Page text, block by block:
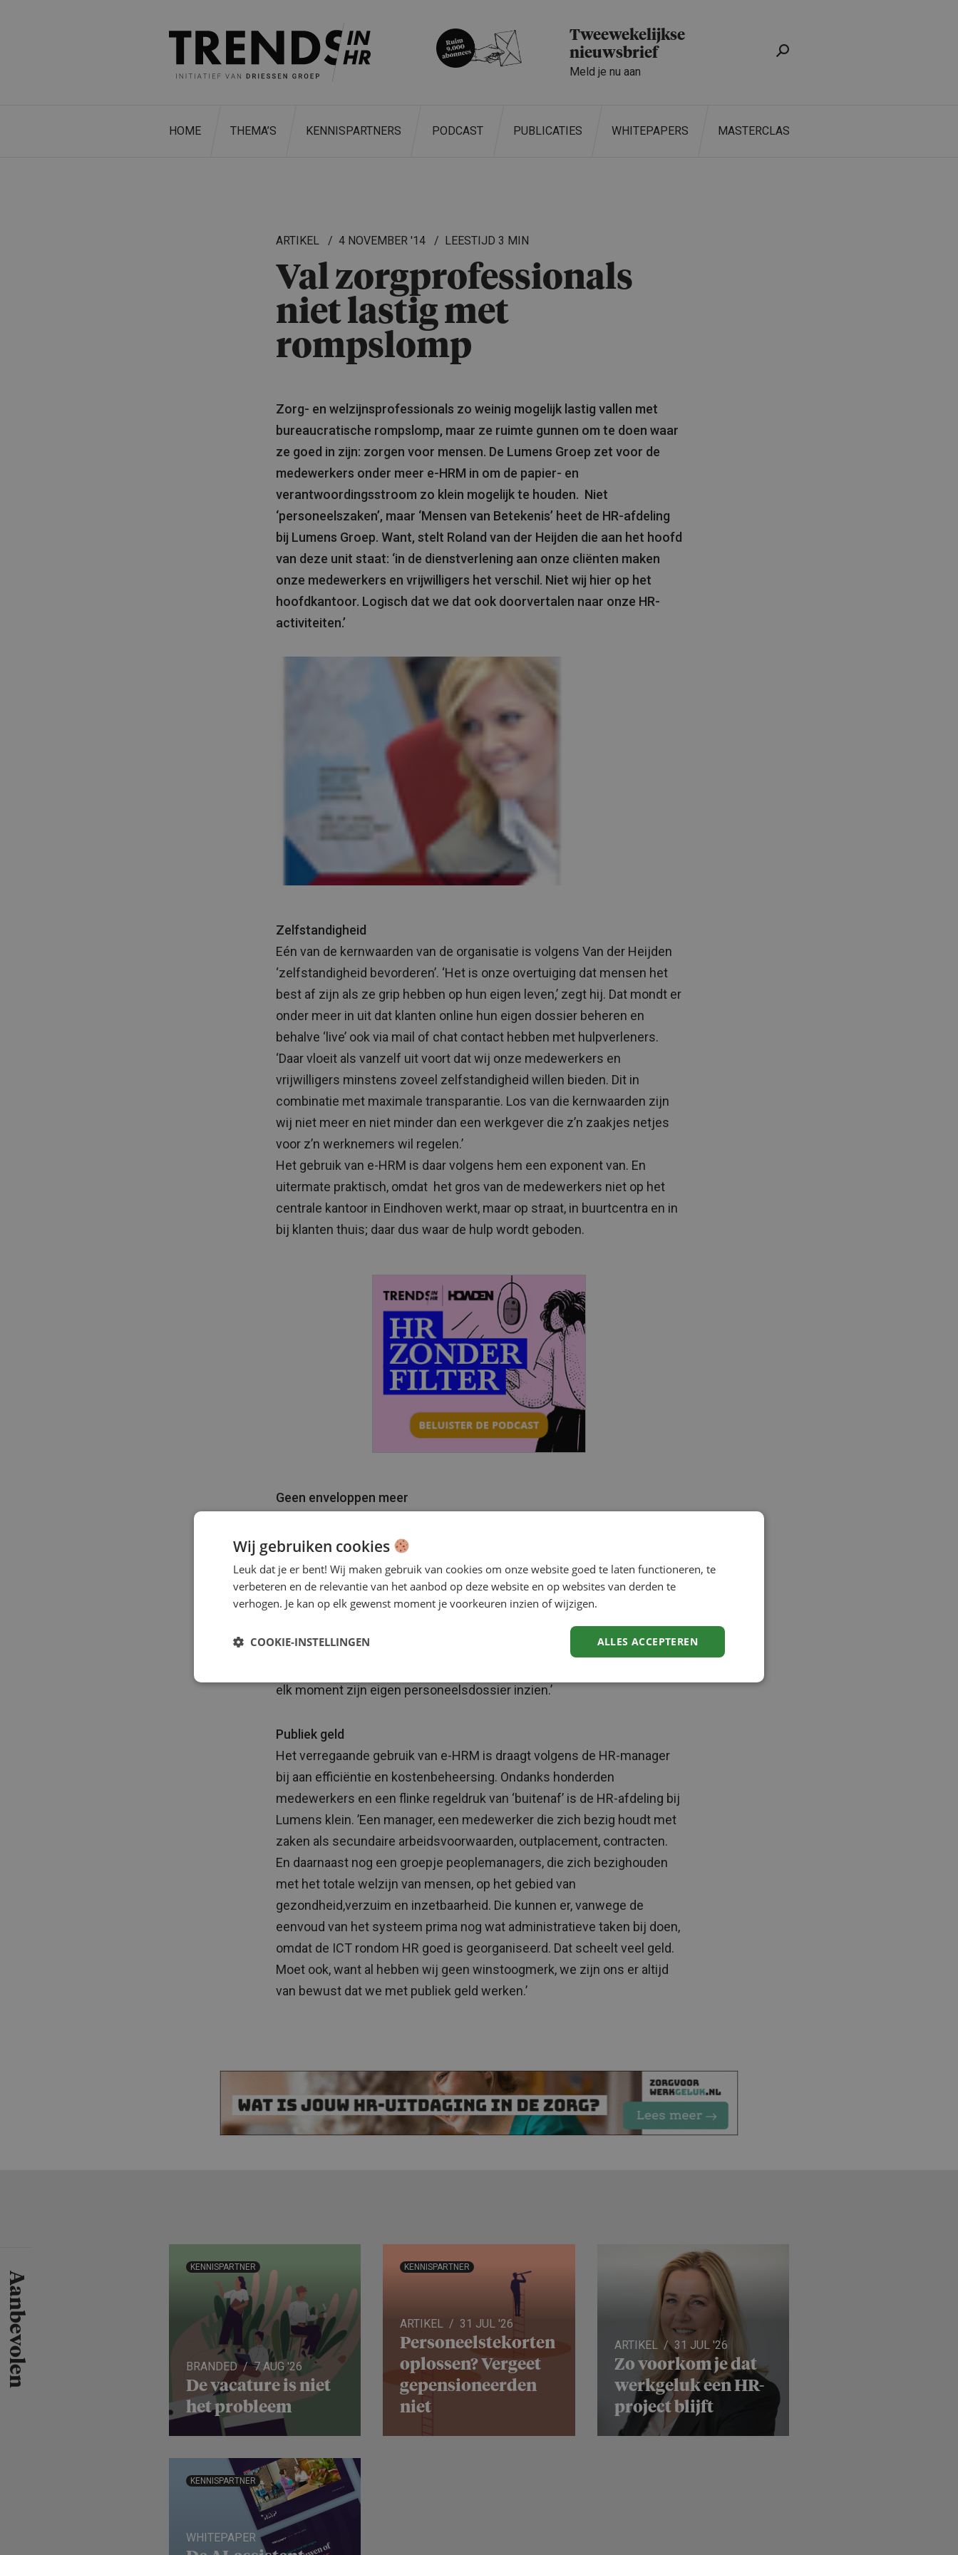
Tweewekelijkse
nieuwsbrief
Meld je nu aan
HOME THEMA’S KENNISPARTNERS PODCAST PUBLICATIES WHITEPAPERS MASTERCLASS
ARTIKEL 4 NOVEMBER '14 3 MIN
Val zorgprofes­si­o­nals
niet lastig met
rompslomp
Zorg- en welzijnsprofessionals zo weinig mogelijk lastig vallen met
bureaucratische rompslomp, maar ze ruimte gunnen om te doen waar
ze goed in zijn: zorgen voor mensen. De Lumens Groep zet voor de
medewerkers onder meer e-HRM in om de papier- en
verantwoordingsstroom zo klein mogelijk te houden. Niet
‘personeelszaken’, maar ‘Mensen van Betekenis’ heet de HR-afdeling
bij Lumens Groep. Want, stelt Roland van der Heijden die aan het hoofd
van deze unit staat: ‘in de dienstverlening aan onze cliënten maken
onze medewerkers en vrijwilligers het verschil. Niet wij hier op het
hoofdkantoor. Logisch dat we dat ook doorvertalen naar onze HR-
activiteiten.’
Zelfstandigheid
Eén van de kernwaarden van de organisatie is volgens Van der Heijden
‘zelfstandigheid bevorderen’. ‘Het is onze overtuiging dat mensen het
best af zijn als ze grip hebben op hun eigen leven,’ zegt hij. Dat mondt er
onder meer in uit dat klanten online hun eigen dossier beheren en
behalve ‘live’ ook via mail of chat contact hebben met hulpverleners.
‘Daar vloeit als vanzelf uit voort dat wij onze medewerkers en
vrijwilligers minstens zoveel zelfstandigheid willen bieden. Dit in
combinatie met maximale transparantie. Los van die kernwaarden zijn
wij niet meer en niet minder dan een werkgever die z’n zaakjes netjes
voor z’n werknemers wil regelen.’
Het gebruik van e-HRM is daar volgens hem een exponent van. En
uitermate praktisch, omdat het gros van de medewerkers niet op het
centrale kantoor in Eindhoven werkt, maar op straat, in buurtcentra en in
bij klanten thuis; daar dus waar de hulp wordt geboden.
Geen enveloppen meer
gedigitaliseerde processen. Wat het HRM-deel betreft zegt Van der
Heijden: ‘Bijna alle formulieren zijn gedigitaliseerd. De
salarisadministratie wordt door Driessen afgehandeld. Mensen krijgen
een mailtje als de loonstrook klaar staat. Registratie van uren, verlof en
verzuim: alles is aan de achterkant via AFAS aan elkaar gekoppeld. Er
hoeven geen enveloppen meer heen en weer met formulieren,
elk moment zijn eigen personeelsdossier inzien.’
Publiek geld
Het verregaande gebruik van e-HRM is draagt volgens de HR-manager
bij aan efficiëntie en kostenbeheersing. Ondanks honderden
medewerkers en een flinke regeldruk van ‘buitenaf’ is de HR-afdeling bij
Lumens klein. ’Een manager, een medewerker die zich bezig houdt met
zaken als secundaire arbeidsvoorwaarden, outplacement, contracten.
En daarnaast nog een groepje peoplemanagers, die zich bezighouden
met het totale welzijn van mensen, op het gebied van
gezondheid,verzuim en inzetbaarheid. Die kunnen er, vanwege de
eenvoud van het systeem prima nog wat administratieve taken bij doen,
omdat de ICT rondom HR goed is georganiseerd. Dat scheelt veel geld.
Moet ook, want al hebben wij geen winstoogmerk, we zijn ons er altijd
van bewust dat we met publiek geld werken.’
Aanbevolen BRANDED 7 AUG '26
De vacature is niet
het probleem
KENNISPARTNER
ARTIKEL 31 JUL '26
Personeels­te­korten
oplossen? Vergeet
gepensio­neerden
niet
KENNISPARTNER
ARTIKEL 31 JUL '26
Zo voorkom je dat
werkgeluk een HR-
project blijft
WHITEPAPER
KENNISPARTNER
Wij gebruiken cookies
Leuk dat je er bent! Wij maken gebruik van cookies om onze website goed te laten functioneren, te
verbeteren en de relevantie van het aanbod op deze website en op websites van derden te
verhogen. Je kan op elk gewenst moment je voorkeuren inzien of wijzigen.
ALLES ACCEPTEREN
COOKIE-INSTELLINGEN